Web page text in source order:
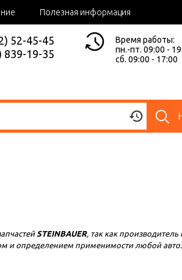
Полезная информация
52-45-45
839-19-35
Время работы:
пн.-пт. 09:00 -
сб. 09:00 - 17:00
STEINBAUER, так как производитель
и определением применимости любой